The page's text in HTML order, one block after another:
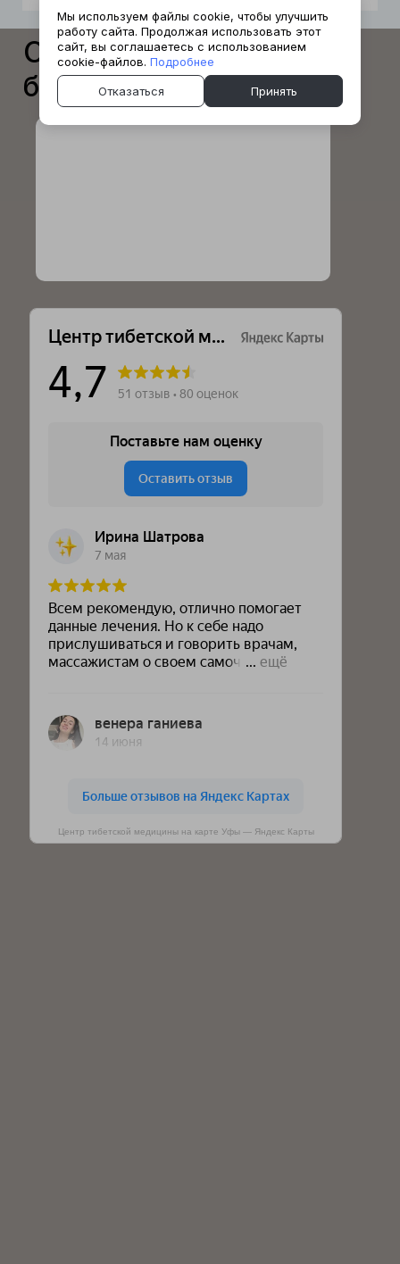
Центр тибетской медицины на карте Уфы — Яндекс Карты
Отзывы и
благодарности
Мы используем файлы cookie, чтобы улучшить
работу сайта. Продолжая использовать этот
сайт, вы соглашаетесь с использованием
cookie-файлов. Подробнее
Отказаться Принять